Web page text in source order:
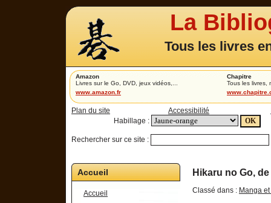
La
Tous les livres
Amazon
Livres sur le Go, DVD, jeux vidéos,...
www.amazon.fr
Chapitre
Tous les livres,
Plan du site Accessibilité
Habillage :
Rechercher sur ce site :
Accueil
Accueil
Hikaru no Go,
Classé dans : Manga